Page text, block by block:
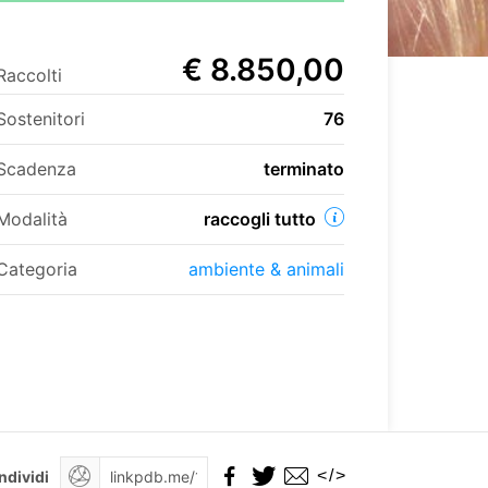
€ 8.850,00
76
terminato
raccogli tutto
ambiente & animali
</>